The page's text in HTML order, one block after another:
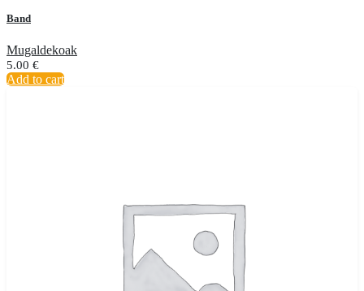
Band
Mugaldekoak
5.00 €
Add to cart